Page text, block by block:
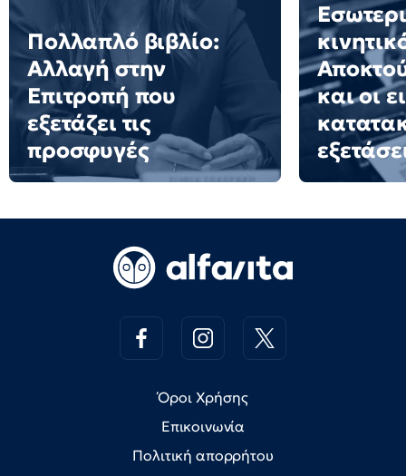
Πολλαπλό βιβλίο:
Αλλαγή στην
Επιτροπή που
εξετάζει τις
προσφυγές
και οι
Όροι Χρήσης
Επικοινωνία
Πολιτική απορρήτου